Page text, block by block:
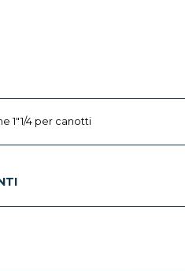
1"1/4 per canotti